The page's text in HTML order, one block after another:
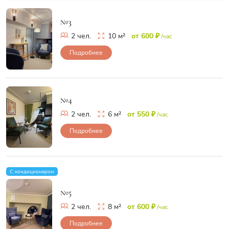
№3
2 чел. 10 м² от 600 ₽/час
Подробнее
№4
2 чел. 6 м² от 550 ₽/час
Подробнее
С кондиционером
№5
2 чел. 8 м² от 600 ₽/час
Подробнее